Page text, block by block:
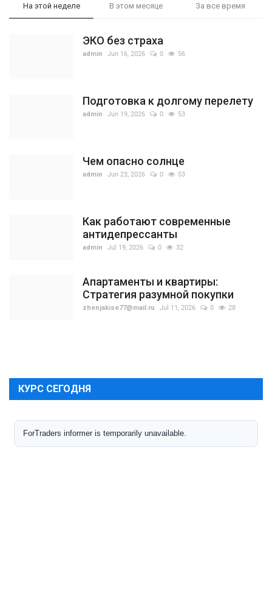
На этой неделе В этом месяце За все время
ЭКО без страха
admin Jun 16, 2026 0 56
Подготовка к долгому перелету
admin Jun 19, 2026 0 53
Чем опасно солнце
admin Jun 23, 2026 0 53
Как работают современные
антидепрессанты
admin Jul 19, 2026 0 32
Апартаменты и квартиры:
Стратегия разумной покупки
zhenjakise77@mail.ru Jul 11, 2026 0 28
КУРС СЕГОДНЯ